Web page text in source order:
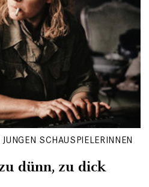
SCHAUSPIELERINNEN
dünn, zu dick